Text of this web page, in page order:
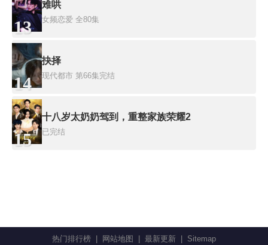
13
难哄
女频恋爱 全80集
14
抉择
现代都市 第66集完结
15
十八岁太奶奶驾到，重整家族荣耀2
已完结
热门排行榜 网站地图 最新更新 Sitemap